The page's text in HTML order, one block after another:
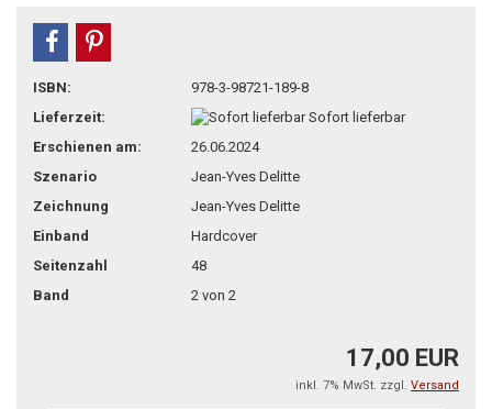
teilen
ISBN:
978-3-98721-189-8
Lieferzeit:
Sofort lieferbar
Erschienen am:
26.06.2024
Szenario
Jean-Yves Delitte
Zeichnung
Jean-Yves Delitte
Einband
Hardcover
Seitenzahl
48
Band
2 von 2
17,00 EUR
inkl. 7% MwSt. zzgl. Versand